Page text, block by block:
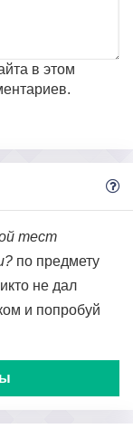
в этом
тест
по предмету
не дал
и попробуй